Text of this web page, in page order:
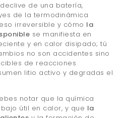
de una batería,
de la termodinámica
irreversible y cómo la
se manifiesta en
y en calor disipado; tú
no son accidentes sino
de reacciones
litio activo y degradas el
notar que la química
útil en calor, y que la